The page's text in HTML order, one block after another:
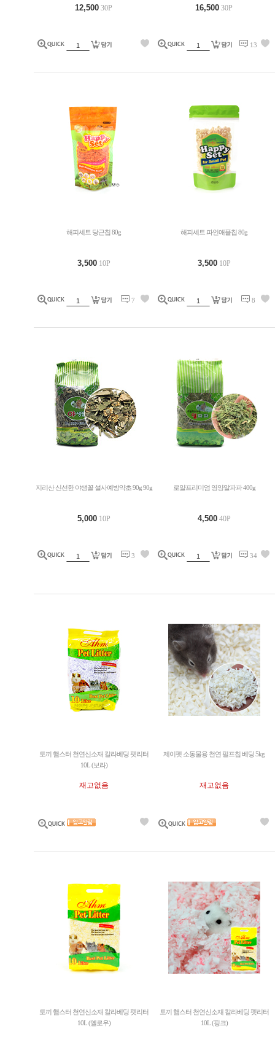
12,500 30P 16,500 30P
13
해피세트 당근칩 80g
3,500 10P
7
해피세트 파인애플칩 80g
3,500 10P
8
지리산 신선한 야생꼴 설사예방약초 90g 90g
5,000 10P
3
로얄프리미엄 영양알파파 400g
4,500 40P
34
토끼 햄스터 천연신소재 칼라베딩 펫리터
10L (보라)
재고없음
제이펫 소동물용 천연 펄프칩 베딩 5kg
재고없음
토끼 햄스터 천연신소재 칼라베딩 펫리터
10L (옐로우)
토끼 햄스터 천연신소재 칼라베딩 펫리터
10L (핑크)